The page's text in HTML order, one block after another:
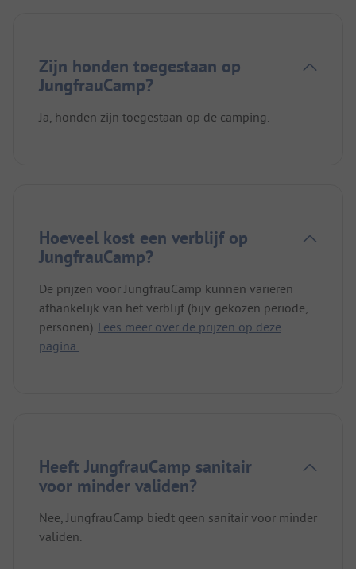
Zijn honden toegestaan op
JungfrauCamp?
Ja, honden zijn toegestaan op de camping.
Hoeveel kost een verblijf op
JungfrauCamp?
De prijzen voor JungfrauCamp kunnen variëren
afhankelijk van het verblijf (bijv. gekozen periode,
personen). Lees meer over de prijzen op deze
pagina.
Heeft JungfrauCamp sanitair
voor minder validen?
Nee, JungfrauCamp biedt geen sanitair voor minder
validen.